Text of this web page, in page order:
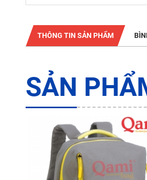
THÔNG TIN SẢN PHẨM
SẢN